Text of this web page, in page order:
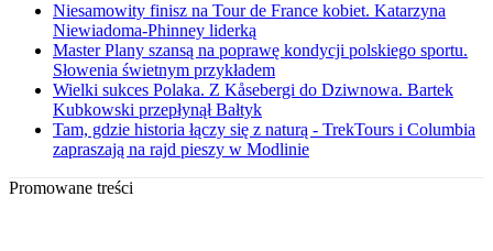
Niesamowity finisz na Tour de France kobiet. Katarzyna
Niewiadoma-Phinney liderką
Master Plany szansą na poprawę kondycji polskiego sportu.
Słowenia świetnym przykładem
Wielki sukces Polaka. Z Kåsebergi do Dziwnowa. Bartek
Kubkowski przepłynął Bałtyk
Tam, gdzie historia łączy się z naturą - TrekTours i Columbia
zapraszają na rajd pieszy w Modlinie
Promowane treści